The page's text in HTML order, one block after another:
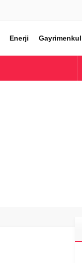
Enerji Gayrimenkul